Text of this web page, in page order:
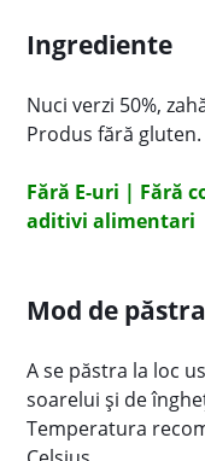
Ingrediente
Nuci verzi 50%,
Produs fără gluten.
Fără E-uri | Fără
aditivi alimentari
Mod de
A se păstra la loc
soarelui și de
Temperatura